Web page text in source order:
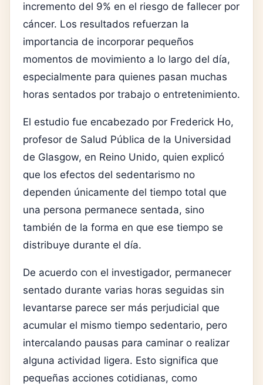
incremento del 9% en el riesgo de fallecer por
cáncer. Los resultados refuerzan la
importancia de incorporar pequeños
momentos de movimiento a lo largo del día,
especialmente para quienes pasan muchas
horas sentados por trabajo o entretenimiento.
El estudio fue encabezado por Frederick Ho,
profesor de Salud Pública de la Universidad
de Glasgow, en Reino Unido, quien explicó
que los efectos del sedentarismo no
dependen únicamente del tiempo total que
una persona permanece sentada, sino
también de la forma en que ese tiempo se
distribuye durante el día.
De acuerdo con el investigador, permanecer
sentado durante varias horas seguidas sin
levantarse parece ser más perjudicial que
acumular el mismo tiempo sedentario, pero
intercalando pausas para caminar o realizar
alguna actividad ligera. Esto significa que
pequeñas acciones cotidianas, como